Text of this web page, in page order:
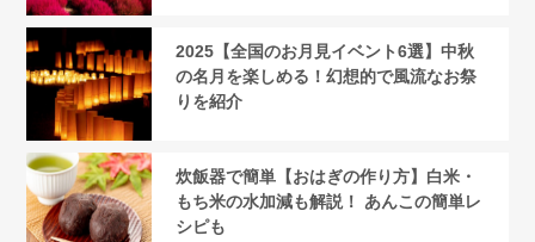
2025【全国のお月見イベント6選】中秋
の名月を楽しめる！幻想的で風流なお祭
りを紹介
炊飯器で簡単【おはぎの作り方】白米・
もち米の水加減も解説！ あんこの簡単レ
シピも